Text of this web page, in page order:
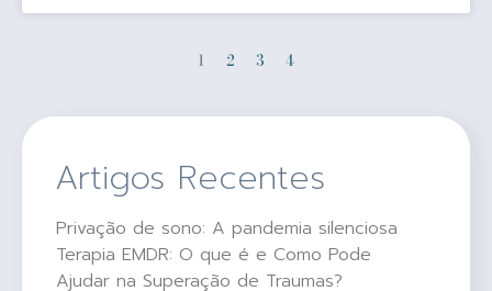
1 2 3 4
Artigos Recentes
Privação de sono: A pandemia silenciosa
Terapia EMDR: O que é e Como Pode
Ajudar na Superação de Traumas?